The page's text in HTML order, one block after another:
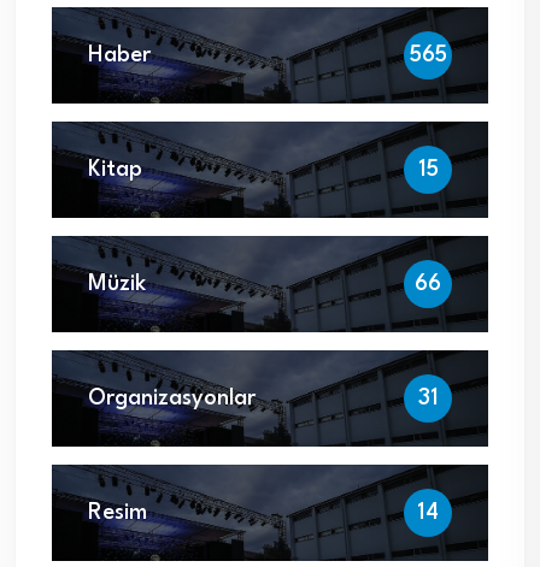
Haber 565
Kitap 15
Müzik 66
Organizasyonlar 31
Resim 14